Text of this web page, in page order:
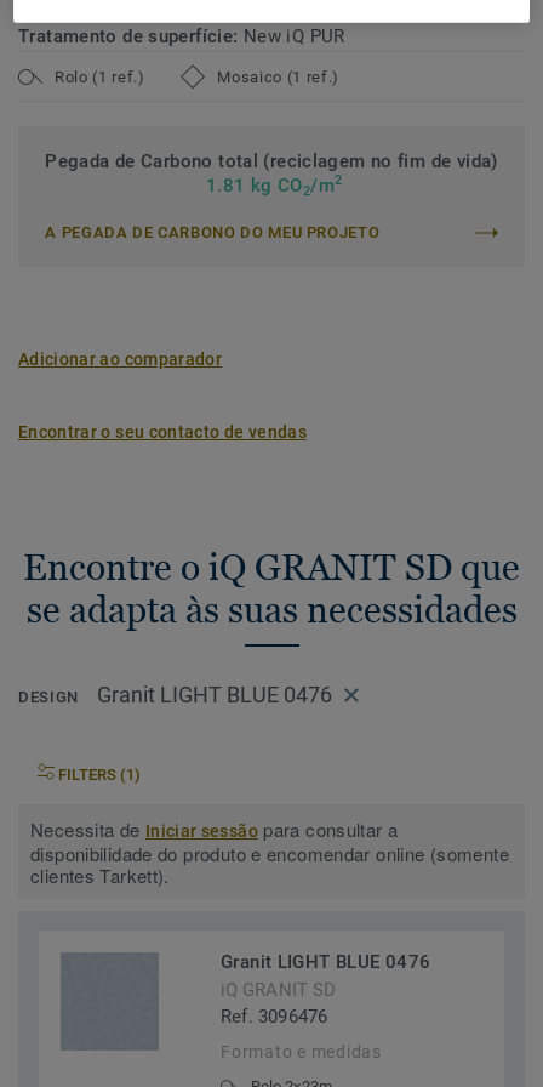
Tratamento de superfície: New iQ PUR
Rolo (1 ref.) Mosaico (1 ref.)
Pegada de Carbono total (reciclagem no fim de vida)
1.81 kg CO2/m2
A PEGADA DE CARBONO DO MEU PROJETO
Adicionar ao comparador
Encontrar o seu contacto de vendas
Encontre o iQ GRANIT SD que
se adapta às suas necessidades
DESIGN Granit LIGHT BLUE 0476
FILTERS (1)
Necessita de Iniciar sessãopara consultar a
disponibilidade do produto e encomendar online (somente
clientes Tarkett).
Granit LIGHT BLUE 0476
iQ GRANIT SD
Ref. 3096476
Formato e medidas